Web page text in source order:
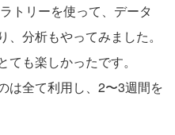
トリーを使って、データ
分析もやってみました。
も楽しかったです。
は全て利用し、2〜3週間を